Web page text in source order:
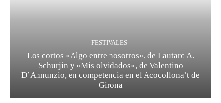
FESTIVALES
Los cortos «Algo entre nosotros», de Lautaro A.
Schurjin y «Mis olvidados», de Valentino
D’Annunzio, en competencia en el Acocollona’t de
Girona